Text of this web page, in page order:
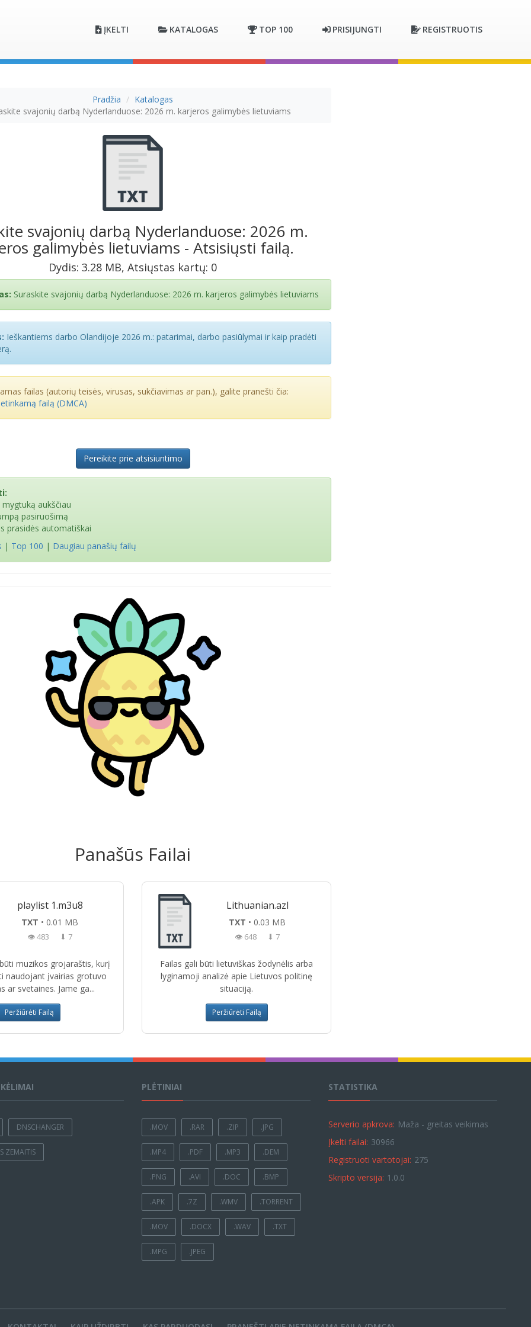
ĮKELTI KATALOGAS TOP 100 PRISIJUNGTI REGISTRUOTIS
Pradžia
Katalogas
svajonių darbą Nyderlanduose: 2026 m. karjeros galimybės lietuviams
svajonių darbą Nyderlanduose: 2026 m.
galimybės lietuviams - Atsisiųsti failą.
Dydis: 3.28 MB, Atsiųstas kartų: 0
Suraskite svajonių darbą Nyderlanduose: 2026 m. karjeros galimybės lietuviams
Ieškantiems darbo Olandijoje 2026 m.: patarimai, darbo pasiūlymai ir kaip pradėti
failas (autorių teisės, virusas, sukčiavimas ar pan.), galite pranešti čia:
failą (DMCA)
Pereikite prie atsisiuntimo
aukščiau
pasiruošimą
prasidės automatiškai
| Top 100 | Daugiau panašių failų
Panašūs Failai
playlist 1.m3u8
TXT • 0.01 MB
👁 483 ⬇ 7
muzikos grojaraštis, kurį
naudojant įvairias grotuvo
ar svetaines. Jame ga...
Peržiūrėti Failą
Lithuanian.azl
TXT • 0.03 MB
👁 648 ⬇ 7
Failas gali būti lietuviškas žodynėlis arba
lyginamoji analizė apie Lietuvos politinę
situaciją.
Peržiūrėti Failą
DNSCHANGER
ZEMAITIS
PLĖTINIAI
.MOV .RAR .ZIP .JPG
.MP4 .PDF .MP3 .DEM
.PNG .AVI .DOC .BMP
.APK .7Z .WMV .TORRENT
.MOV .DOCX .WAV .TXT
.MPG .JPEG
STATISTIKA
Serverio apkrova: Maža - greitas veikimas
Įkelti failai: 30966
Registruoti vartotojai: 275
Skripto versija: 1.0.0